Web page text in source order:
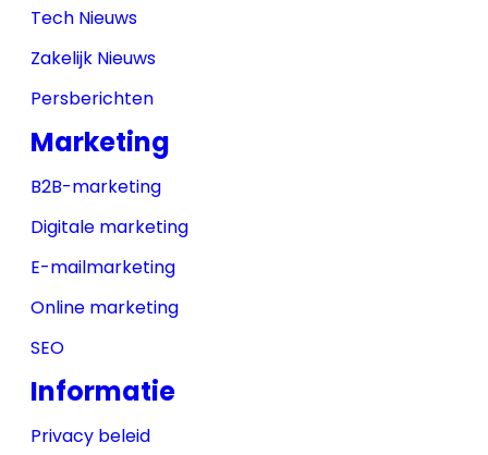
Tech Nieuws
Zakelijk Nieuws
Persberichten
Marketing
B2B-marketing
Digitale marketing
E-mailmarketing
Online marketing
SEO
Informatie
Privacy beleid